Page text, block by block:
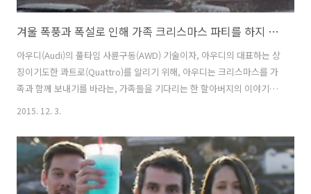
겨울 폭풍과 폭설로 인해 가족 크리스마스 파티를 하지 못하게 된 할아버지의 사연, 아우디(Audi)의 사륜구동 콰트로(Quattro) TV광고 '예보(The Forecast)편' [한글자막]
아우디(Audi)의 풀타임 사륜구동(AWD) 기술이자, 아우디의 대표하는 상
징이기도한 콰트로(Quattro)를 알리기 위해, 아우디는 크리스마스를 가
족과 함께 보내기를 바라는, 가족들을 기다리는 한 할아버지의 이야기를
담았다. 동부해안을 따라 겨울 폭풍이 들이닥쳐, 항공편과 도로가 모두
습과, 콰트로 기술 덕에 그 눈길을 헤치고 할아버지를 찾아온 가족의 모
습을 통해. 콰트로의 기술을 담담하게 보여주고 있다. 뭐 특별한 크리에
이티브는 아니지만, 분위기가 마음에 들어서 포스팅해 봤다. 그나저나,
가족들이 못올 것 같으면 확인 전화를 하시지.. 전기 끊긴다고 전화도 끊
2015. 12. 3.